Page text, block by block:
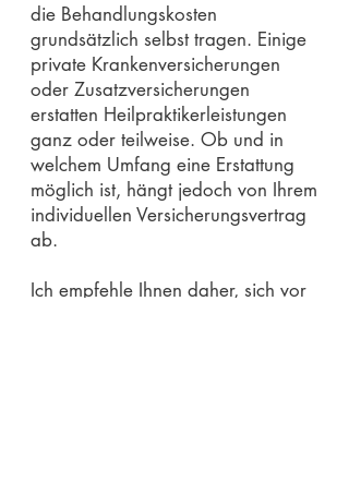
die Behandlungskosten
grundsätzlich selbst tragen. Einige
private Krankenversicherungen
oder Zusatzversicherungen
erstatten Heilpraktikerleistungen
ganz oder teilweise. Ob und in
welchem Umfang eine Erstattung
möglich ist, hängt jedoch von Ihrem
individuellen Versicherungsvertrag
ab.
Ich empfehle Ihnen daher, sich vor